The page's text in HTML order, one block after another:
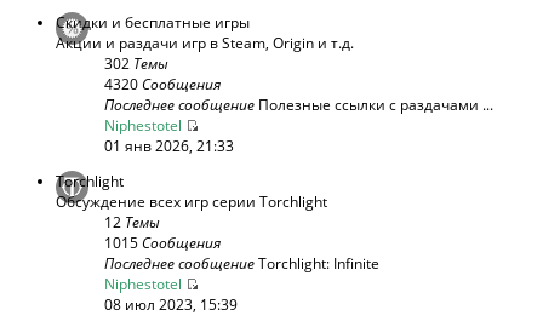
Скидки и бесплатные игры
Акции и раздачи игр в Steam, Origin и т.д.
302 Темы
4320Сообщения
Последнее сообщение Полезные ссылки с раздачами ...
Niphestotel
01 янв 2026, 21:33
Torchlight
Обсуждение всех игр серии Torchlight
12 Темы
1015Сообщения
Последнее сообщениеTorchlight: Infinite
Niphestotel
08 июл 2023, 15:39